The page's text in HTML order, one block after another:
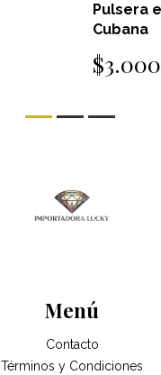
Pulsera
Cubana
$3.000
Menú
Contacto
Términos y Condiciones